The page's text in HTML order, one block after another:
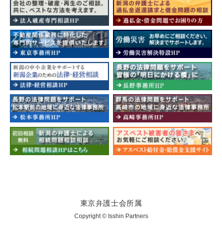
東京弁護士会所属
Copyright © Isshin Partners